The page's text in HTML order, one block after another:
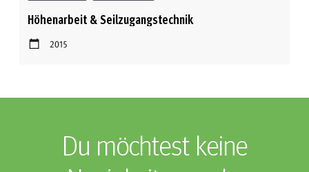
Höhenarbeit & Seilzugangstechnik
2015
Du möchtest keine